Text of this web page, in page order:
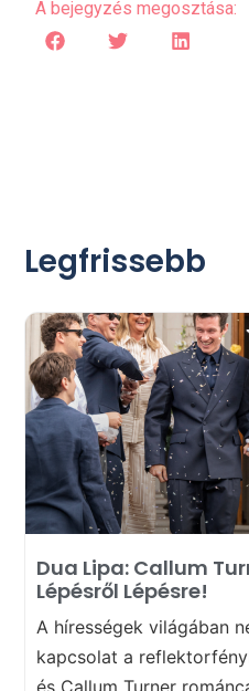
A bejegyzés megosztása:
Legfrissebb
Dua Lipa: Callum
Lépésről Lépésre!
A hírességek világában
kapcsolat a